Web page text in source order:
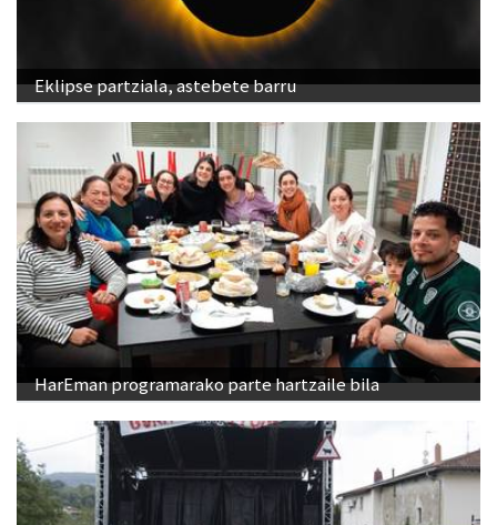
Eklipse partziala, astebete barru
HarEman programarako parte hartzaile bila